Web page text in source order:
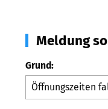
Meldung
Grund: